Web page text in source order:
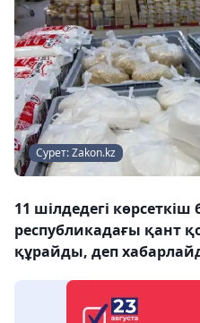
Сурет: Zakon.kz
11 шілдедегі
республикадағы қант
құрайды, деп